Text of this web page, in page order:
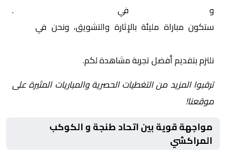
و
في
.
ستكون مباراة مليئة بالإثارة والتشويق، ونحن في
نلتزم بتقديم أفضل تجربة مشاهدة لكم.
ترقبوا المزيد من التغطيات الحصرية والمباريات المثيرة على
موقعنا!
مواجهة قوية بين اتحاد طنجة و الكوكب
المراكشي